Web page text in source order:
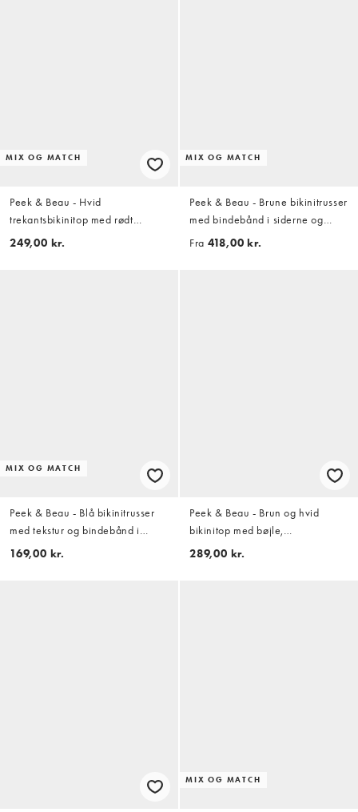
MIX OG MATCH
Peek & Beau - Hvid
trekantsbikinitop med rødt
blomstermønster og sløjfedetalje
249,00 kr.
MIX OG MATCH
Peek & Beau - Brune bikinitrusser
med bindebånd i siderne og
polkaprikker
Fra 418,00 kr.
MIX OG MATCH
Peek & Beau - Blå bikinitrusser
med tekstur og bindebånd i
siderne
169,00 kr.
Peek & Beau - Brun og hvid
bikinitop med bøjle,
kontrasterende kanter og
289,00 kr.
MIX OG MATCH